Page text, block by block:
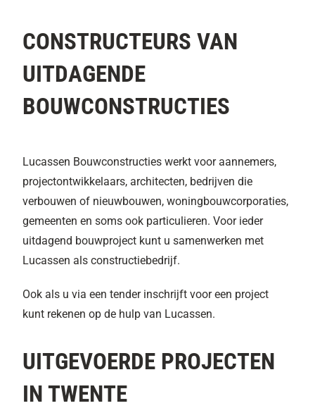
CONSTRUCTEURS VAN
UITDAGENDE
BOUWCONSTRUCTIES
Lucassen Bouwconstructies werkt voor aannemers,
projectontwikkelaars, architecten, bedrijven die
verbouwen of nieuwbouwen, woningbouwcorporaties,
gemeenten en soms ook particulieren. Voor ieder
uitdagend bouwproject kunt u samenwerken met
Lucassen als constructiebedrijf.
Ook als u via een tender inschrijft voor een project
kunt rekenen op de hulp van Lucassen.
UITGEVOERDE PROJECTEN
IN TWENTE